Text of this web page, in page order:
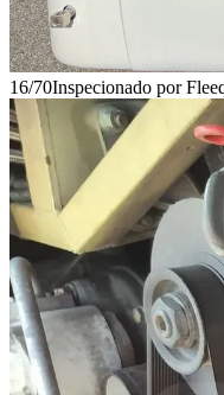
16/70Inspecionado por